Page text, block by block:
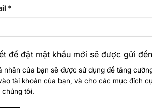
*
buộc
để đặt mật khẩu mới sẽ được gửi
nhân của bạn sẽ được sử dụng để tăng
tài khoản của bạn, và cho các mục đích
tôi.